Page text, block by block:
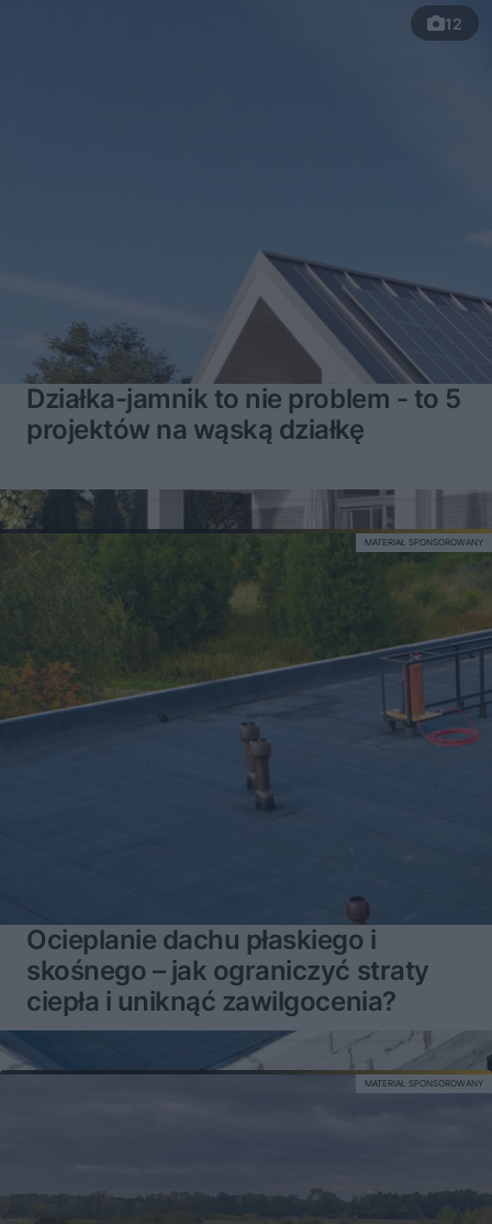
12
Działka-jamnik to nie problem - to 5
projektów na wąską działkę
Ocieplanie dachu płaskiego i
skośnego – jak ograniczyć straty
ciepła i uniknąć zawilgocenia?
MATERIAŁ SPONSOROWANY
MATERIAŁ SPONSOROWANY